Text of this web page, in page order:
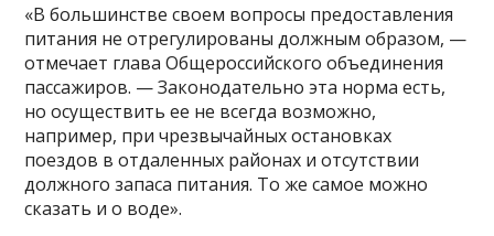
«В большинстве своем вопросы предоставления
питания не отрегулированы должным образом, —
отмечает глава Общероссийского объединения
пассажиров. — Законодательно эта норма есть,
но осуществить ее не всегда возможно,
например, при чрезвычайных остановках
поездов в отдаленных районах и отсутствии
должного запаса питания. То же самое можно
сказать и о воде».